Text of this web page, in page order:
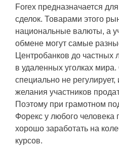
Forex предназначается
сделок. Товарами этого
национальные валюты, а
обмене могут самые
Центробанков до
в удаленных уголках
специально не регулирует,
желания участников
Поэтому при грамотном
Форекс у любого человека
хорошо заработать на
курсов.